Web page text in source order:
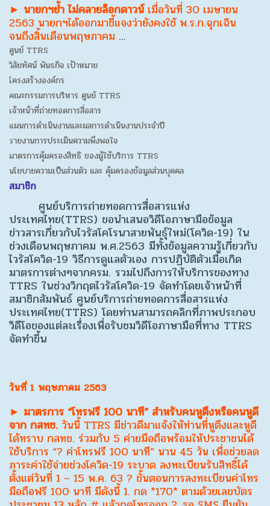
► นายกฯย้ำ ไม่คลายล็อกดาวน์ เมื่อวันที่ 30 เมษายน
2563 นายกฯได้ออกมาชี้แจงว่ายังคงใช้ พ.ร.ก.ฉุกเฉิน
จนถึงสิ้นเดือนพฤษภาคม …
ศูนย์ TTRS
วิสัยทัศน์ พันธกิจ เป้าหมาย
โครงสร้างองค์กร
คณะกรรมการบริหาร ศูนย์ TTRS
เจ้าหน้าที่ถ่ายทอดการสื่อสาร
แผนการดำเนินงานและผลการดำเนินงานประจำปี
รายงานการประเมินความพึงพอใจ
มาตรการคุ้มครองสิทธิ ของผู้ใช้บริการ TTRS
นโยบายความเป็นส่วนตัว และ คุ้มครองข้อมูลส่วนบุคคล
สมาชิก
ศูนย์บริการถ่ายทอดการสื่อสารแห่ง
ประเทศไทย(TTRS) ขอนำเสนอวิดีโอภาษามือข้อมูล
ข่าวสารเกี่ยวกับไวรัสโคโรนาสายพันธุ์ใหม่(โควิด-19) ใน
ช่วงเดือนพฤษภาคม พ.ศ.2563 มีทั้งข้อมูลความรู้เกี่ยวกับ
ไวรัสโควิด-19 วิธีการดูแลตัวเอง การปฏิบัติตัวเมื่อเกิด
มาตรการต่างๆจากครม. รวมไปถึงการให้บริการของทาง
TTRS ในช่วงวิกฤตไวรัสโควิด-19 จัดทำโดยเจ้าหน้าที่
สมาชิกสัมพันธ์ ศูนย์บริการถ่ายทอดการสื่อสารแห่ง
ประเทศไทย(TTRS) โดยท่านสามารถคลิกที่ภาพประกอบ
วิดีโอของแต่ละเรื่องเพื่อรับชมวิดีโอภาษามือที่ทาง TTRS
จัดทำขึ้น
วันที่ 1 พฤษภาคม 2563
► มาตรการ “โทรฟรี 100 นาที” สำหรับคนหูตึงหรือคนหูดี
จาก กสทช. วันนี้ TTRS มีข่าวดีมาแจ้งให้ท่านที่หูตึงและหูดี
ได้ทราบ กสทช. ร่วมกับ 5 ค่ายมือถือพร้อมให้ประชาชนได้
ใช้บริการ “? ค่าโทรฟรี 100 นาที” นาน 45 วัน เพื่อช่วยลด
ภาระค่าใช้จ่ายช่วงโควิด-19 ระบาด ลงทะเบียนรับสิทธิ์ได้
ตั้งแต่วันที่ 1 – 15 พ.ค. 63 ? ขั้นตอนการลงทะเบียนค่าโทร
มือถือฟรี 100 นาที มีดังนี้ 1. กด *170* ตามด้วยเลขบัตร